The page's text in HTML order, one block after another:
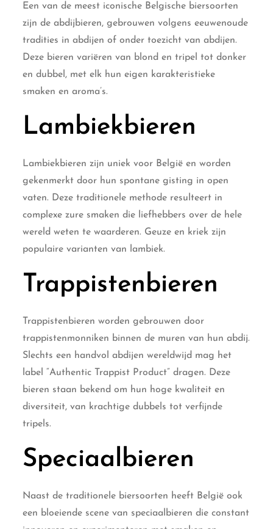
Een van de meest iconische Belgische biersoorten
zijn de abdijbieren, gebrouwen volgens eeuwenoude
tradities in abdijen of onder toezicht van abdijen.
Deze bieren variëren van blond en tripel tot donker
en dubbel, met elk hun eigen karakteristieke
smaken en aroma’s.
Lambiekbieren
Lambiekbieren zijn uniek voor België en worden
gekenmerkt door hun spontane gisting in open
vaten. Deze traditionele methode resulteert in
complexe zure smaken die liefhebbers over de hele
wereld weten te waarderen. Geuze en kriek zijn
populaire varianten van lambiek.
Trappistenbieren
Trappistenbieren worden gebrouwen door
trappistenmonniken binnen de muren van hun abdij.
Slechts een handvol abdijen wereldwijd mag het
label “Authentic Trappist Product” dragen. Deze
bieren staan bekend om hun hoge kwaliteit en
diversiteit, van krachtige dubbels tot verfijnde
tripels.
Speciaalbieren
Naast de traditionele biersoorten heeft België ook
een bloeiende scene van speciaalbieren die constant